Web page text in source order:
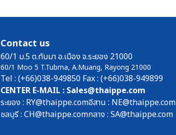
Contact us
60/1 ม.5 ต.ทับมา อ.เมือง จ.ระยอง 21000
60/1 Moo 5 T.Tubma, A.Muang, Rayong 21000
Tel : (+66)038-949850 Fax : (+66)038-949899
CENTER E-MAIL : Sales@thaippe.com
ระยอง : RY@thaippe.comอีสาน : NE@thaippe.com
ชลบุรี : CH@thaippe.comกลาง : SA@thaippe.com